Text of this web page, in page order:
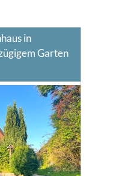
in
Garten